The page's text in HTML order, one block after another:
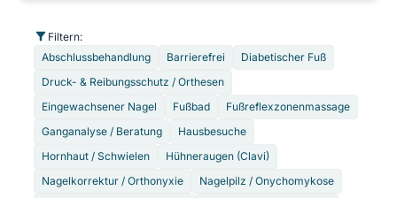
Filtern:
Abschlussbehandlung
Barrierefrei
Diabetischer Fuß
Druck- & Reibungsschutz / Orthesen
Eingewachsener Nagel
Fußbad
Fußreflexzonenmassage
Ganganalyse / Beratung
Hausbesuche
Hornhaut / Schwielen
Hühneraugen (Clavi)
Nagelkorrektur / Orthonyxie
Nagelpilz / Onychomykose